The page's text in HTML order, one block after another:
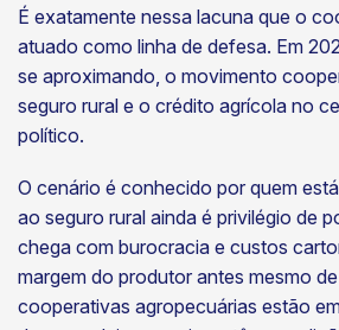
É exatamente nessa lacuna que o
atuado como linha de defesa. Em
se aproximando, o movimento
seguro rural e o crédito agrícola no
político.
O cenário é conhecido por quem
ao seguro rural ainda é privilégio de
chega com burocracia e custos
margem do produtor antes mesmo
cooperativas agropecuárias estão